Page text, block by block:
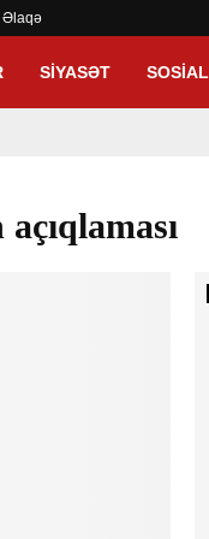
Əlaqə
SIYASƏT SOSIAL